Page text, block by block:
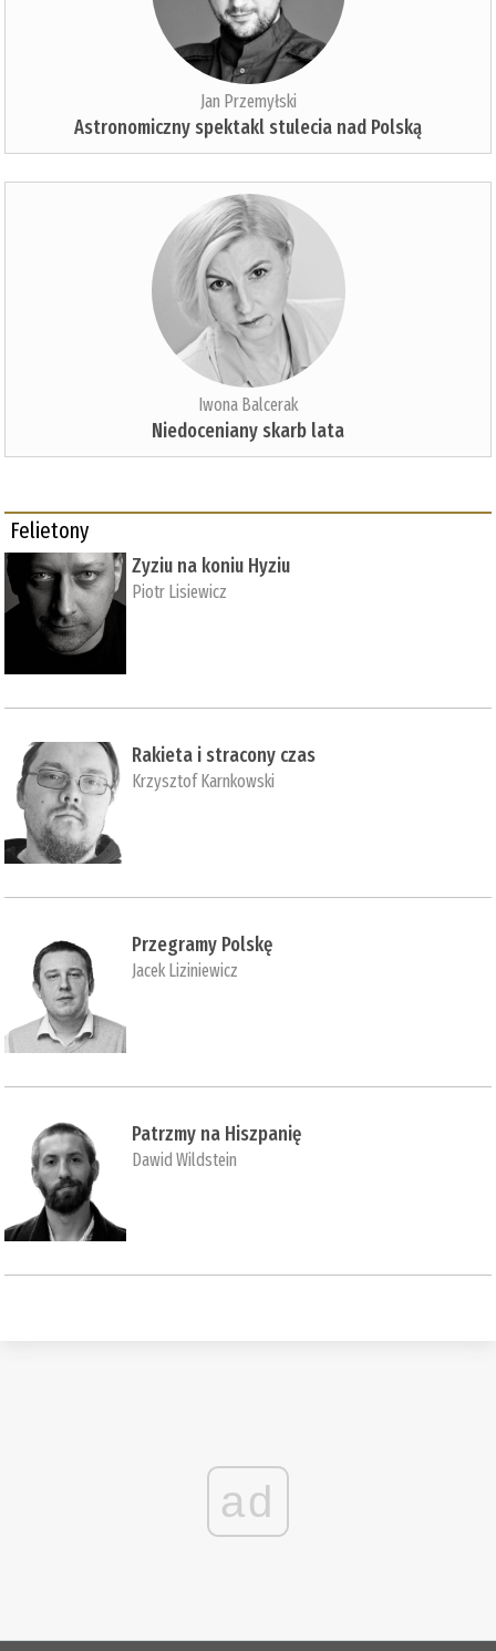
Jan Przemyłski
Astronomiczny spektakl stulecia nad Polską
Iwona Balcerak
Niedoceniany skarb lata
Felietony
Zyziu na koniu Hyziu
Piotr Lisiewicz
Rakieta i stracony czas
Krzysztof Karnkowski
Przegramy Polskę
Jacek Liziniewicz
Patrzmy na Hiszpanię
Dawid Wildstein
ad